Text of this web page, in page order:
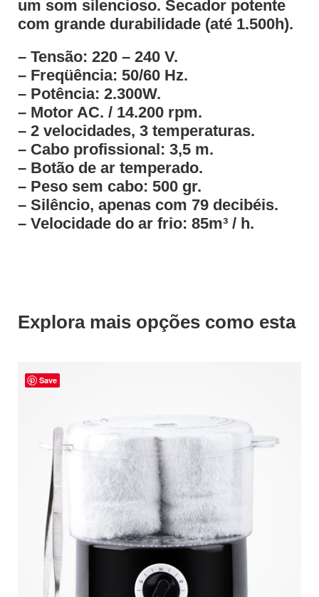
um som silencioso. Secador potente
com grande durabilidade (até 1.500h).
– Tensão: 220 – 240 V.
– Freqüência: 50/60 Hz.
– Potência: 2.300W.
– Motor AC. / 14.200 rpm.
– 2 velocidades, 3 temperaturas.
– Cabo profissional: 3,5 m.
– Botão de ar temperado.
– Peso sem cabo: 500 gr.
– Silêncio, apenas com 79 decibéis.
– Velocidade do ar frio: 85m³ / h.
Explora mais opções como esta
Save